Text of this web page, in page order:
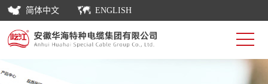
简体中文 ENGLISH